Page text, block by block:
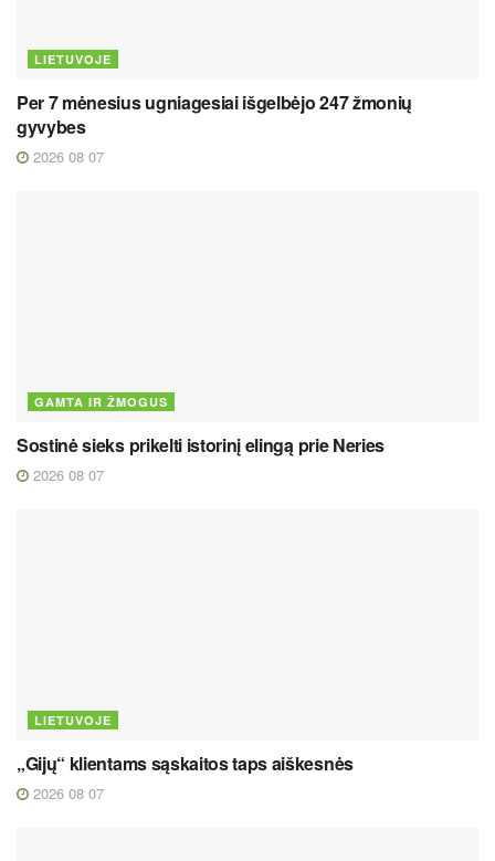
LIETUVOJE
Per 7 mėnesius ugniagesiai išgelbėjo 247 žmonių
gyvybes
2026 08 07
GAMTA IR ŽMOGUS
Sostinė sieks prikelti istorinį elingą prie Neries
2026 08 07
LIETUVOJE
„Gijų“ klientams sąskaitos taps aiškesnės
2026 08 07